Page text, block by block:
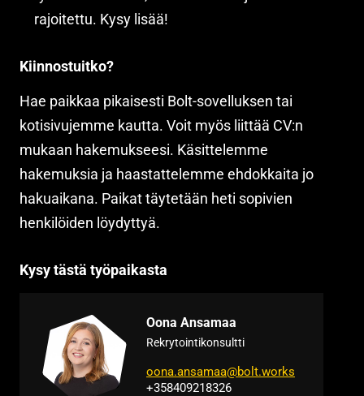
rajoitettu. Kysy lisää!
Kiinnostuitko?
Hae paikkaa pikaisesti Bolt-sovelluksen tai
kotisivujemme kautta. Voit myös liittää CV:n
mukaan hakemukseesi. Käsittelemme
hakemuksia ja haastattelemme ehdokkaita jo
hakuaikana. Paikat täytetään heti sopivien
henkilöiden löydyttyä.
Kysy tästä työpaikasta
Oona Ansamaa
Rekrytointikonsultti
oona.ansamaa@bolt.works
+358409218326